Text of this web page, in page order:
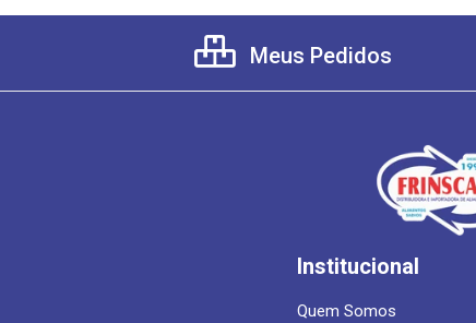
Meus Pedidos
Institucional
Quem Somos